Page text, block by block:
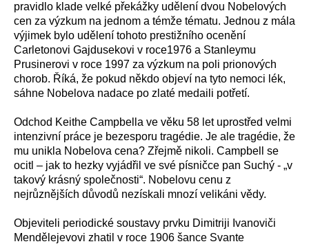
pravidlo klade velké překážky udělení dvou Nobelových
cen za výzkum na jednom a témže tématu. Jednou z mála
výjimek bylo udělení tohoto prestižního ocenění
Carletonovi Gajdusekovi v roce1976 a Stanleymu
Prusinerovi v roce 1997 za výzkum na poli prionových
chorob. Říká, že pokud někdo objeví na tyto nemoci lék,
sáhne Nobelova nadace po zlaté medaili potřetí.
Odchod Keithe Campbella ve věku 58 let uprostřed velmi
intenzivní práce je bezesporu tragédie. Je ale tragédie, že
mu unikla Nobelova cena? Zřejmě nikoli. Campbell se
ocitl – jak to hezky vyjádřil ve své písničce pan Suchý - „v
takový krásný společnosti“. Nobelovu cenu z
nejrůznějších důvodů nezískali mnozí velikáni vědy.
Objeviteli periodické soustavy prvku Dimitriji Ivanoviči
Mendělejevovi zhatil v roce 1906 šance Svante